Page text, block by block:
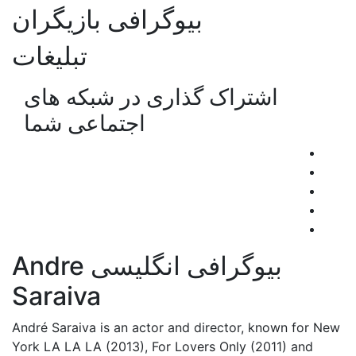
بیوگرافی بازیگران
تبلیغات
اشتراک گذاری در شبکه های
اجتماعی شما
بیوگرافی انگلیسی Andre
Saraiva
André Saraiva is an actor and director, known for New
York LA LA LA (2013), For Lovers Only (2011) and